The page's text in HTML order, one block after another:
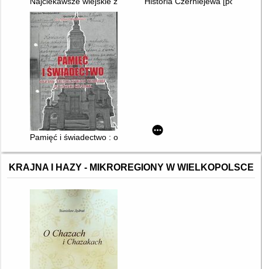
Pamięć i świadectwo : ofiary niemieckiego terroru w gminie
KRAJNA I HAZY - MIKROREGIONY W WIELKOPOLSCE